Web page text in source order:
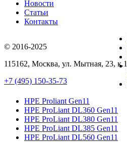
Новости
Статьи
Контакты
© 2016-2025
115162, Москва, ул. Мытная, 23, к.1
+7 (495) 150-35-73
HPE Proliant Gen11
HPE ProLiant DL360 Gen11
HPE ProLiant DL380 Gen11
HPE ProLiant DL385 Gen11
HPE ProLiant DL560 Gen11